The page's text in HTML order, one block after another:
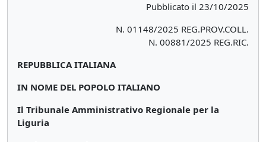
Pubblicato il 23/10/2025
N. 01148/2025 REG.PROV.COLL.
N. 00881/2025 REG.RIC.
REPUBBLICA ITALIANA
IN NOME DEL POPOLO ITALIANO
Il Tribunale Amministrativo Regionale per la
Liguria